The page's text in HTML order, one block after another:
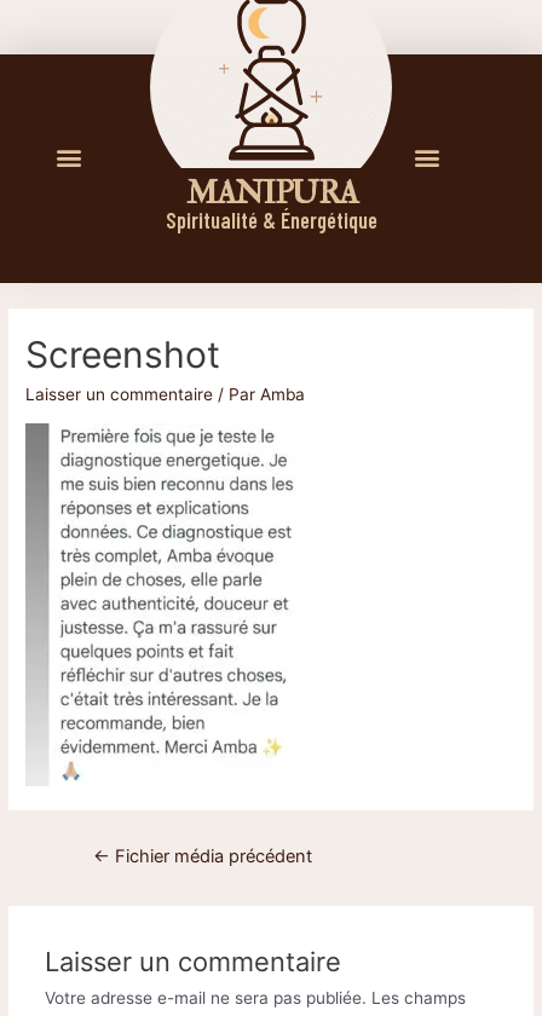
M A N I P U R A
Spiritualité & Énergétique
Screenshot
Laisser un commentaire / ParAmba
← Fichier média précédent
Laisser un commentaire
Votre adresse e-mail ne sera pas publiée. Les champs